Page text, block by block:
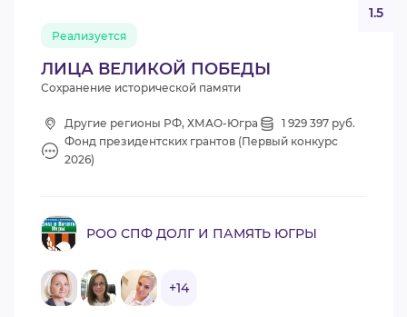
ЛИЦА ВЕЛИКОЙ ПОБЕДЫ
Реализуется
1.5
Сохранение исторической памяти
Другие регионы РФ, ХМАО-Югра
1 929 397 руб.
Фонд президентских грантов (Первый конкурс
2026)
РОО СПФ ДОЛГ И ПАМЯТЬ ЮГРЫ
+14